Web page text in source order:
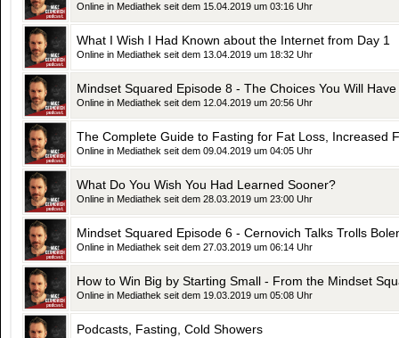
Online in Mediathek seit dem 15.04.2019 um 03:16 Uhr
What I Wish I Had Known about the Internet from Day 1
Online in Mediathek seit dem 13.04.2019 um 18:32 Uhr
Online in Mediathek seit dem 12.04.2019 um 20:56 Uhr
The Complete Guide to Fasting for Fat Loss, Increased
Online in Mediathek seit dem 09.04.2019 um 04:05 Uhr
What Do You Wish You Had Learned Sooner?
Online in Mediathek seit dem 28.03.2019 um 23:00 Uhr
Mindset Squared Episode 6 - Cernovich Talks Trolls
Online in Mediathek seit dem 27.03.2019 um 06:14 Uhr
How to Win Big by Starting Small - From the Mindset
Online in Mediathek seit dem 19.03.2019 um 05:08 Uhr
Podcasts, Fasting, Cold Showers